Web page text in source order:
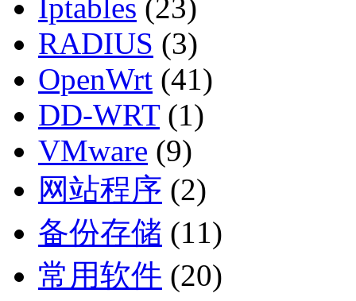
Iptables (23)
RADIUS (3)
OpenWrt (41)
DD-WRT(1)
VMware (9)
网站程序 (2)
备份存储 (11)
常用软件 (20)